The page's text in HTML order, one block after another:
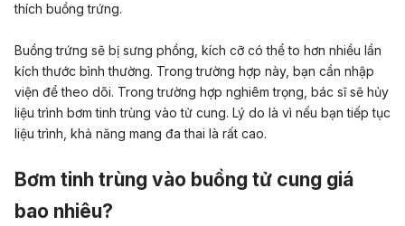
thích buồng trứng.
Buồng trứng sẽ bị sưng phồng, kích cỡ có thể to hơn nhiều lần
kích thước bình thường. Trong trường hợp này, bạn cần nhập
viện để theo dõi. Trong trường hợp nghiêm trọng, bác sĩ sẽ hủy
liệu trình bơm tinh trùng vào tử cung. Lý do là vì nếu bạn tiếp tục
liệu trình, khả năng mang đa thai là rất cao.
Bơm tinh trùng vào buồng tử cung giá
bao nhiêu?